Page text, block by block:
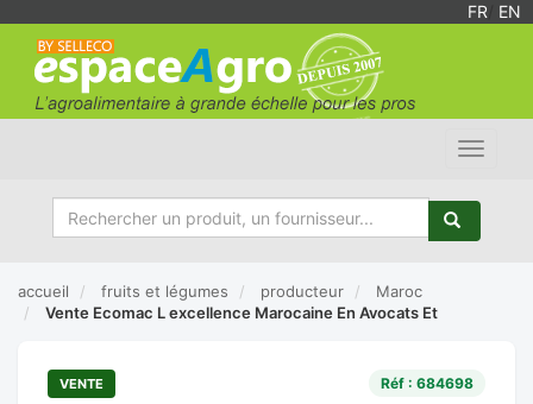
FR EN
Toggle
accueil fruits et légumes producteur
Maroc
Vente Ecomac L excellence Marocaine En Avocats Et
VENTE Réf : 684698